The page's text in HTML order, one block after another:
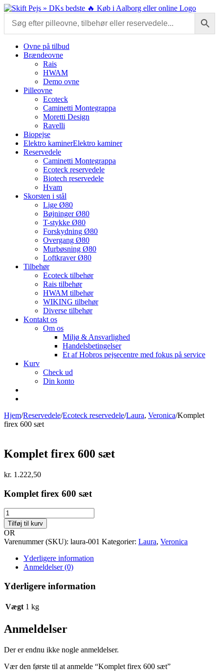
Skip
content
Ovne på tilbud
Brændeovne
Rais
HWAM
Demo ovne
Pilleovne
Ecoteck
Caminetti Montegrappa
Moretti Design
Ravelli
Biopejse
Elektro kaminerElektro kaminer
Reservedele
Caminetti Montegrappa
Ecoteck reservedele
Biotech reservedele
Hvam
Skorsten i stål
Lige Ø80
Bøjninger Ø80
T-stykke Ø80
Forskydning Ø80
Overgang Ø80
Murbøsning Ø80
Loftkraver Ø80
Tilbehør
Ecoteck tilbehør
Rais tilbehør
HWAM tilbehør
WIKING tilbehør
Diverse tilbehør
Kontakt os
Om os
Miljø & Ansvarlighed
Handelsbetingelser
Et af Hobros pejsecentre med fokus på service
Kurv
Check ud
Din konto
Hjem/Reservedele/Ecoteck reservedele/Laura, Veronica/Komplet
firex 600 sæt
Komplet firex 600 sæt
kr. 1.222,50
Komplet firex 600 sæt
Komplet
firex
600
sæt
antal
Tilføj til kurv
OR
Varenummer (SKU): laura-001 Kategorier: Laura, Veronica
Yderligere information
Anmeldelser (0)
Yderligere information
Vægt 1 kg
Anmeldelser
Der er endnu ikke nogle anmeldelser.
Vær den første til at anmelde “Komplet firex 600 sæt”